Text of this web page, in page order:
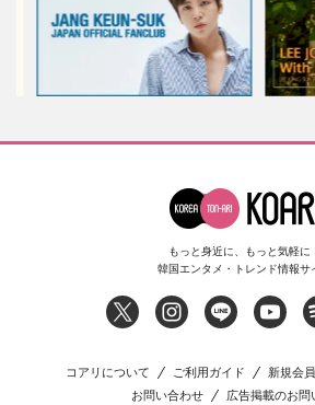
もっと身近に、もっと気軽に
韓国エンタメ・トレンド情報サ
コアリについて ご利用ガイド 新規会
お問い合わせ
広告掲載のお問